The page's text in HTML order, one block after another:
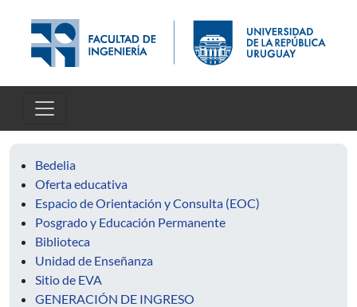
Bedelia
Oferta educativa
Espacio de Orientación y Consulta (EOC)
Posgrado y Educación Permanente
Biblioteca
Unidad de Enseñanza
Sitio de EVA
GENERACIÓN DE INGRESO